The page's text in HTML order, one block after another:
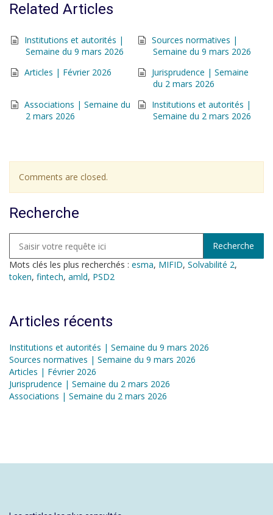
Related Articles
Institutions et autorités |
Semaine du 9 mars 2026
Sources normatives |
Semaine du 9 mars 2026
Articles | Février 2026
Jurisprudence | Semaine
du 2 mars 2026
Associations | Semaine du
2 mars 2026
Institutions et autorités |
Semaine du 2 mars 2026
Comments are closed.
Recherche
Mots clés les plus recherchés : esma, MIFID, Solvabilité 2,
token, fintech, amld, PSD2
Articles récents
Institutions et autorités | Semaine du 9 mars 2026
Sources normatives | Semaine du 9 mars 2026
Articles | Février 2026
Jurisprudence | Semaine du 2 mars 2026
Associations | Semaine du 2 mars 2026